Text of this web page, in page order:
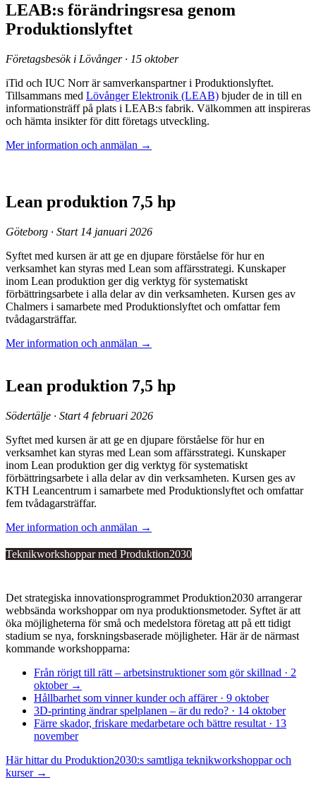
LEAB:s förändringsresa genom
Produktionslyftet
Företagsbesök i Lövånger · 15 oktober
iTid och IUC Norr är samverkanspartner i Produktionslyftet.
Tillsammans med Lövånger Elektronik (LEAB) bjuder de in till en
informationsträff på plats i LEAB:s fabrik. Välkommen att inspireras
och hämta insikter för ditt företags utveckling.
Mer information och anmälan →
Lean produktion 7,5 hp
Göteborg · Start 14 januari 2026
Syftet med kursen är att ge en djupare förståelse för hur en
verksamhet kan styras med Lean som affärsstrategi. Kunskaper
inom Lean produktion ger dig verktyg för systematiskt
förbättringsarbete i alla delar av din verksamheten. Kursen ges av
Chalmers i samarbete med Produktionslyftet och omfattar fem
tvådagarsträffar.
Mer information och anmälan →
Lean produktion 7,5 hp
Södertälje · Start 4 februari 2026
Syftet med kursen är att ge en djupare förståelse för hur en
verksamhet kan styras med Lean som affärsstrategi. Kunskaper
inom Lean produktion ger dig verktyg för systematiskt
förbättringsarbete i alla delar av din verksamheten. Kursen ges av
KTH Leancentrum i samarbete med Produktionslyftet och omfattar
fem tvådagarsträffar.
Mer information och anmälan →
Teknikworkshoppar med Produktion2030
Det strategiska innovationsprogrammet Produktion2030 arrangerar
webbsända workshoppar om nya produktionsmetoder. Syftet är att
öka möjligheterna för små och medelstora företag att på ett tidigt
stadium se nya, forskningsbaserade möjligheter. Här är de närmast
kommande workshopparna:
Från rörigt till rätt – arbetsinstruktioner som gör skillnad · 2
oktober →
Hållbarhet som vinner kunder och affärer · 9 oktober
3D-printing ändrar spelplanen – är du redo? · 14 oktober
Färre skador, friskare medarbetare och bättre resultat · 13
november
Här hittar du Produktion2030:s samtliga teknikworkshoppar och
kurser →